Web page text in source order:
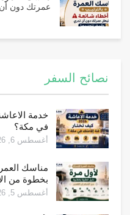
عمرتك دون
نصائح السفر
في مكة؟
أغسطس 6, 2026
مناسك
بخطوة من
أغسطس 5, 2026